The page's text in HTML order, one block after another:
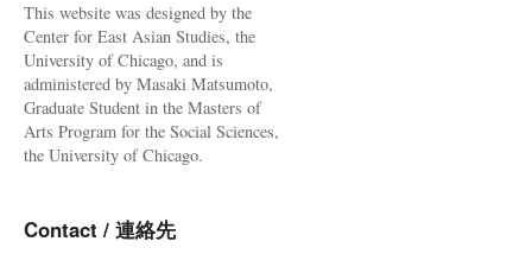
This website was designed by the
Center for East Asian Studies, the
University of Chicago, and is
administered by Masaki Matsumoto,
Graduate Student in the Masters of
Arts Program for the Social Sciences,
the University of Chicago.
Contact / 連絡先